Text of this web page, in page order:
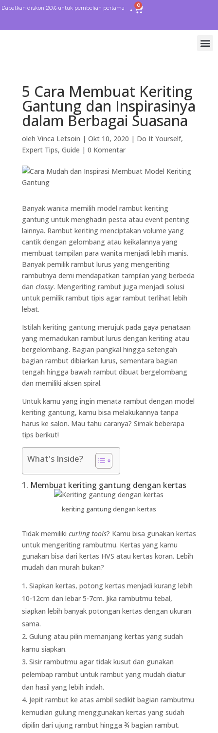
Dapatkan diskon 20% untuk pembelian pertama 0
5 Cara Membuat Keriting
Gantung dan Inspirasinya
dalam Berbagai Suasana
oleh Vinca Letsoin | Okt 10, 2020 | Do It Yourself,
Expert Tips, Guide | 0 Komentar
Banyak wanita memilih model rambut keriting
gantung untuk menghadiri pesta atau event penting
lainnya. Rambut keriting menciptakan volume yang
cantik dengan gelombang atau keikalannya yang
membuat tampilan para wanita menjadi lebih manis.
Banyak pemilik rambut lurus yang mengeriting
rambutnya demi mendapatkan tampilan yang berbeda
dan classy. Mengeriting rambut juga menjadi solusi
untuk pemilik rambut tipis agar rambut terlihat lebih
lebat.
Istilah keriting gantung merujuk pada gaya penataan
yang memadukan rambut lurus dengan keriting atau
bergelombang. Bagian pangkal hingga setengah
bagian rambut dibiarkan lurus, sementara bagian
tengah hingga bawah rambut dibuat bergelombang
dan memiliki aksen spiral.
Untuk kamu yang ingin menata rambut dengan model
keriting gantung, kamu bisa melakukannya tanpa
harus ke salon. Mau tahu caranya? Simak beberapa
tips berikut!
What's Inside?
1. Membuat keriting gantung dengan kertas
keriting gantung dengan kertas
Tidak memiliki curling tools? Kamu bisa gunakan kertas
untuk mengeriting rambutmu. Kertas yang kamu
gunakan bisa dari kertas HVS atau kertas koran. Lebih
mudah dan murah bukan?
Siapkan kertas, potong kertas menjadi kurang lebih
10-12cm dan lebar 5-7cm. Jika rambutmu tebal,
siapkan lebih banyak potongan kertas dengan ukuran
sama.
Gulung atau pilin memanjang kertas yang sudah
kamu siapkan.
Sisir rambutmu agar tidak kusut dan gunakan
pelembap rambut untuk rambut yang mudah diatur
dan hasil yang lebih indah.
Jepit rambut ke atas ambil sedikit bagian rambutmu
kemudian gulung menggunakan kertas yang sudah
dipilin dari ujung rambut hingga ¾ bagian rambut.